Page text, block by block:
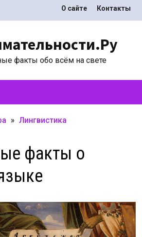
О сайте Контакты
факты обо всём на свете
» Лингвистика
факты о